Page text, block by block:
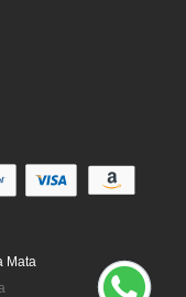
Mata